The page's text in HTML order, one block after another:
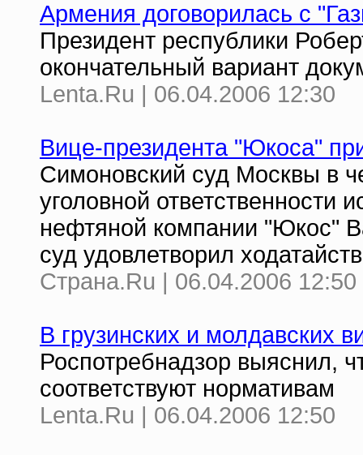
Армения договорилась с
Президент республики
окончательный вариант
Lenta.Ru | 06.04.2006 12:30
Вице-президента "Юкоса"
Симоновский суд Москвы в
уголовной ответственности
нефтяной компании "Юкос"
суд удовлетворил
Страна.Ru | 06.04.2006 12:50
В грузинских и молдавских
Роспотребнадзор выяснил,
соответствуют нормативам
Lenta.Ru | 06.04.2006 12:50